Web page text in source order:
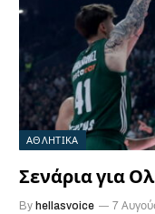
ΑΘΛΗΤΙΚΑ
Σενάρια για
By hellasvoice 7